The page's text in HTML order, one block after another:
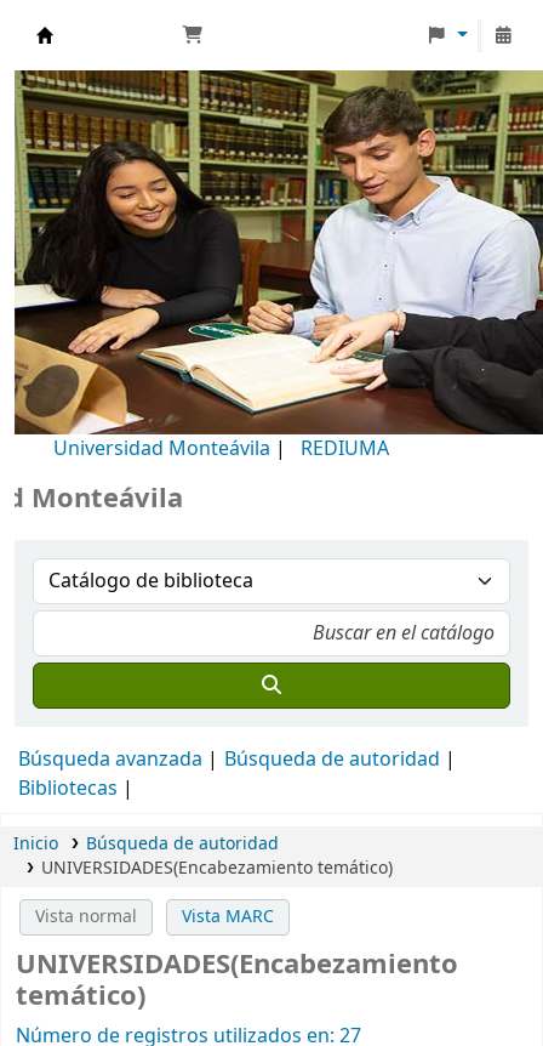
Biblioteca Universidad Monteávila
Universidad Monteávila | REDIUMA
Búsqueda avanzada
Búsqueda de autoridad
Bibliotecas
Inicio
Búsqueda de autoridad
UNIVERSIDADES(Encabezamiento temático)
Vista normal Vista MARC
UNIVERSIDADES(Encabezamiento
temático)
Número de registros utilizados en: 27